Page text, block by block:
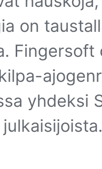
on
yhdek­si